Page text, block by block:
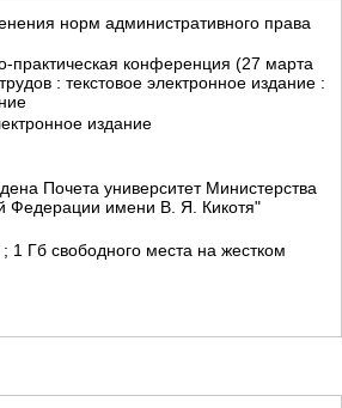
норм административного права
практическая конференция (27 марта
: текстовое электронное издание :
издание
Почета университет Министерства
Федерации имени В. Я. Кикотя"
Гб свободного места на жестком